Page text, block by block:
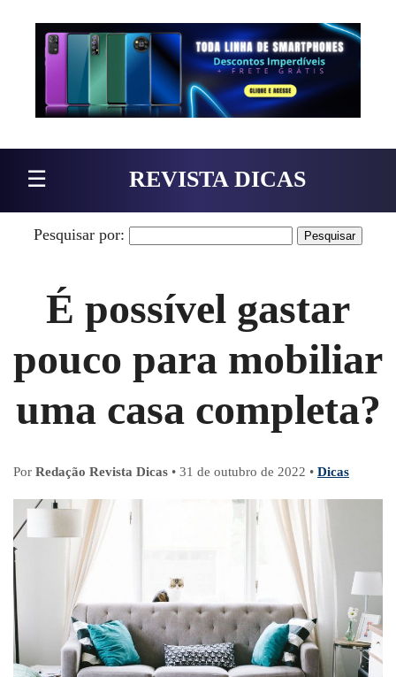
Pular para o conteúdo
☰ REVISTA DICAS
Pesquisar por:
É possível gastar
pouco para mobiliar
uma casa completa?
Por Redação Revista Dicas • 31 de outubro de 2022 • Dicas